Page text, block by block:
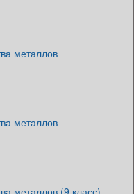
металлов
металлов